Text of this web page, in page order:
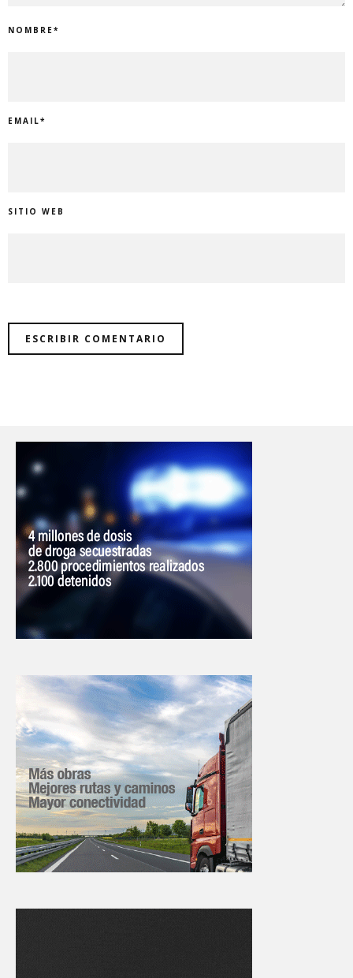
NOMBRE*
EMAIL*
SITIO WEB